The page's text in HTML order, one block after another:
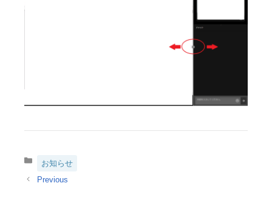
カ
ゴ
お知らせ